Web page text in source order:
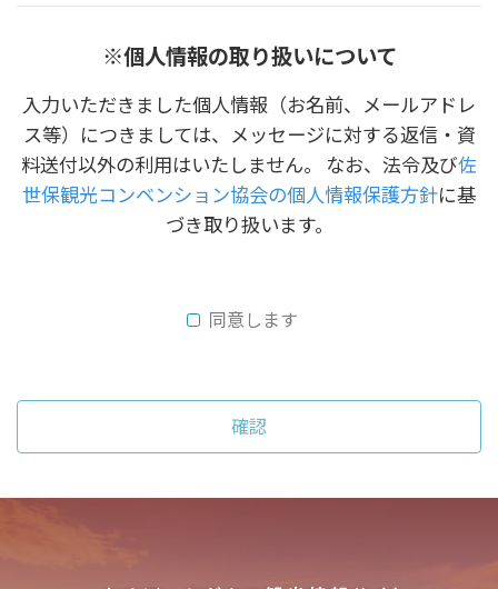
※個人情報の取り扱いについて
入力いただきました個人情報（お名前、メールアドレ
ス等）につきましては、メッセージに対する返信・資
料送付以外の利用はいたしません。 なお、法令及び佐
世保観光コンベンション協会の個人情報保護方針に基
づき取り扱います。
同意します
確認